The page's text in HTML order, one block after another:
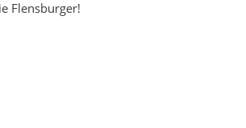
Flensburger!